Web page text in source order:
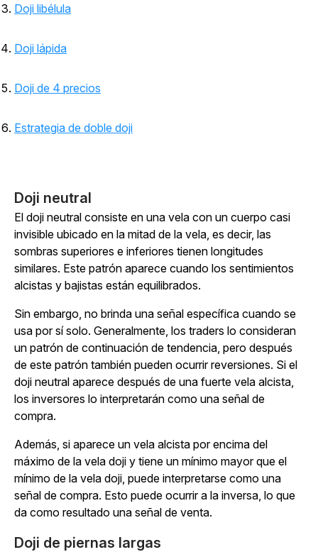
Doji libélula
Doji lápida
Doji de 4 precios
Estrategia de doble doji
Doji neutral
El doji neutral consiste en una vela con un cuerpo casi
invisible ubicado en la mitad de la vela, es decir, las
sombras superiores e inferiores tienen longitudes
similares. Este patrón aparece cuando los sentimientos
alcistas y bajistas están equilibrados.
Sin embargo, no brinda una señal específica cuando se
usa por sí solo. Generalmente, los traders lo consideran
un patrón de continuación de tendencia, pero después
de este patrón también pueden ocurrir reversiones. Si el
doji neutral aparece después de una fuerte vela alcista,
los inversores lo interpretarán como una señal de
compra.
Además, si aparece un vela alcista por encima del
máximo de la vela doji y tiene un mínimo mayor que el
mínimo de la vela doji, puede interpretarse como una
señal de compra. Esto puede ocurrir a la inversa, lo que
da como resultado una señal de venta.
Doji de piernas largas